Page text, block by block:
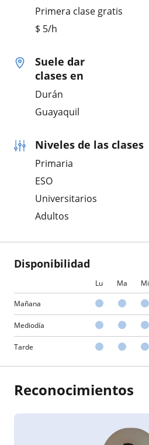
Primera clase gratis
$ 5/h
Suele dar
clases en
Durán
Guayaquil
Niveles de las clases
Primaria
ESO
Universitarios
Adultos
Disponibilidad
Lu Ma Mi
Mañana
Mediodía
Tarde
Reconocimientos